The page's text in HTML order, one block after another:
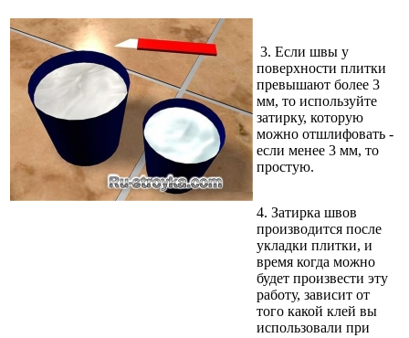
3. Если швы у
поверхности плитки
превышают более 3
мм, то используйте
затирку, которую
можно отшлифовать -
если менее 3 мм, то
простую.
4. Затирка швов
производится после
укладки плитки, и
время когда можно
будет произвести эту
работу, зависит от
того какой клей вы
использовали при